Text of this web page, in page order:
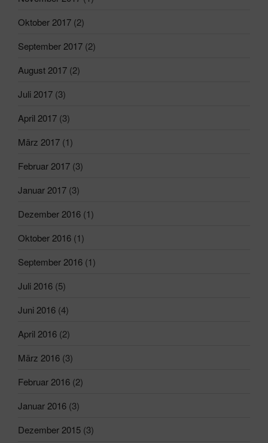
Oktober 2017 (2)
September 2017 (2)
August 2017 (2)
Juli 2017 (3)
April 2017 (3)
März 2017 (1)
Februar 2017 (3)
Januar 2017 (3)
Dezember 2016 (1)
Oktober 2016 (1)
September 2016 (1)
Juli 2016 (5)
Juni 2016 (4)
April 2016 (2)
März 2016 (3)
Februar 2016 (2)
Januar 2016 (3)
Dezember 2015 (3)